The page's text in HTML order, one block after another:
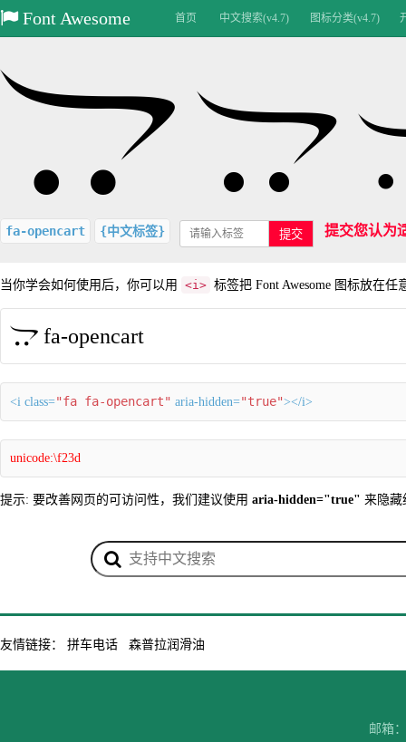
Font Awesome 首页 中文搜索(v4.7) 图标分类(v4.7)
fa-opencart {中文标签} 提交 提交您认为
当你学会如何使用后，你可以用 <i> 标签把 Font Awesome 图标放在任
fa-opencart
<i class="fa fa-opencart" aria-hidden="true"></i>
unicode:\f23d
提示: 要改善网页的可访问性，我们建议使用 aria-hidden="true" 来隐藏
友情链接： 拼车电话 森普拉润滑油
邮箱